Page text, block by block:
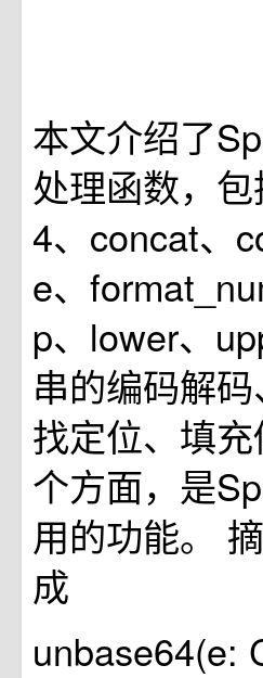
本文介绍了
处理函数，
4、concat、
e、
p、lower、
串的编码解
找定位、填
个方面，是
用的功能。
成
unbase64(e: